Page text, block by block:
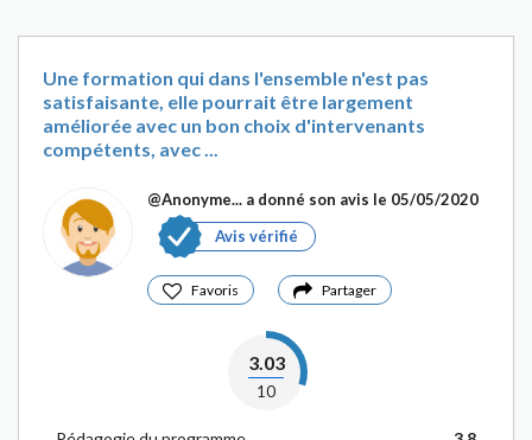
Une formation qui dans l'ensemble n'est pas
satisfaisante, elle pourrait être largement
améliorée avec un bon choix d'intervenants
compétents, avec ...
@Anonyme... a donné son avis le 05/05/2020
Avis vérifié
Favoris Partager
3.03
10